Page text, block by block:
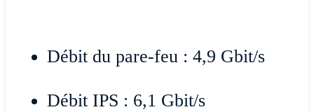
Débit du pare-feu : 4,9 Gbit/s
Débit IPS : 6,1 Gbit/s